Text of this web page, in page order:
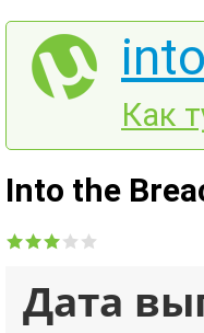
Как
Into the
Дата